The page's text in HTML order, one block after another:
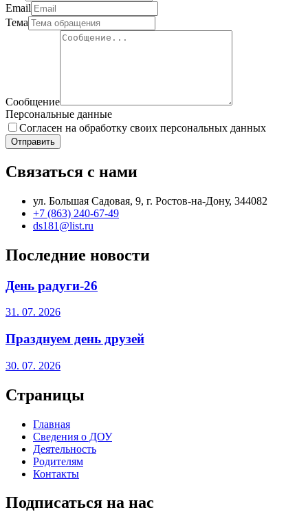
Email
Тема
Сообщение
Персональные данные
Согласен на обработку своих персональных данных
Отправить
Связаться с нами
ул. Большая Садовая, 9, г. Ростов-на-Дону, 344082
+7 (863) 240-67-49
ds181@list.ru
Последние новости
День радуги-26
31. 07. 2026
Празднуем день друзей
30. 07. 2026
Страницы
Главная
Сведения о ДОУ
Деятельность
Родителям
Контакты
Подписаться на нас